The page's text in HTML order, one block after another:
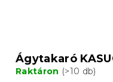
Ágytakaró
Raktáron (>10 db)